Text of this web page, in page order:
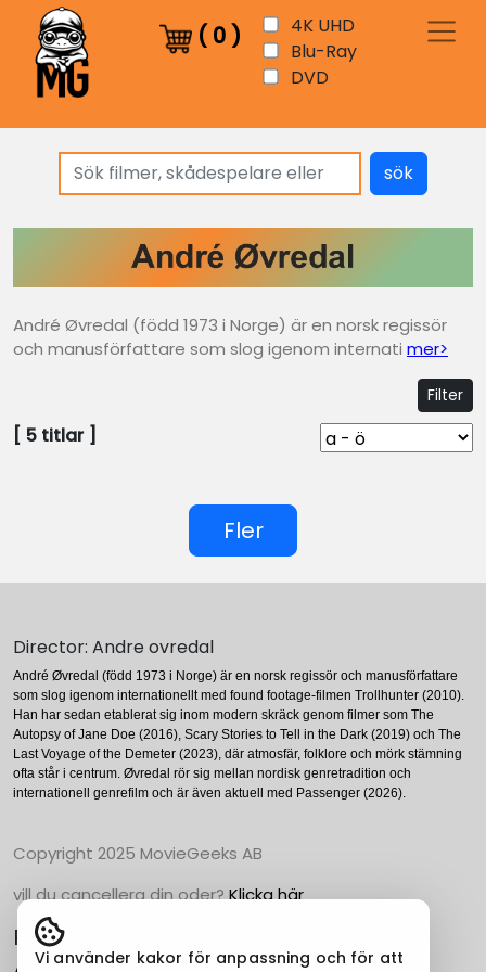
( 0 )
4K UHD
Blu-Ray
DVD
sök
André Øvredal (född 1973 i Norge) är en norsk regissör
och manusförfattare som slog igenom internati mer>
Filter
[ 5 titlar ]
Fler
Director: Andre ovredal
André Øvredal (född 1973 i Norge) är en norsk regissör och manusförfattare
som slog igenom internationellt med found footage-filmen Trollhunter (2010).
Han har sedan etablerat sig inom modern skräck genom filmer som The
Autopsy of Jane Doe (2016), Scary Stories to Tell in the Dark (2019) och The
Last Voyage of the Demeter (2023), där atmosfär, folklore och mörk stämning
ofta står i centrum. Øvredal rör sig mellan nordisk genretradition och
internationell genrefilm och är även aktuell med Passenger (2026).
Copyright 2025 MovieGeeks AB
vill du cancellera din oder?Klicka här
Populära Kategorier
Vi använder kakor för anpassning och för att